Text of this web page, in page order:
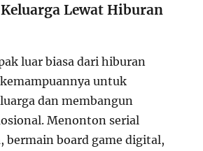
Lewat Hiburan
luar biasa dari hiburan
untuk
dan membangun
Menonton serial
bermain board game digital,